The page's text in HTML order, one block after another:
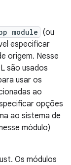
module (ou
especificar
origem. Nesse
são usados
usar os
ao
opções
ao sistema de
módulo)
Os módulos